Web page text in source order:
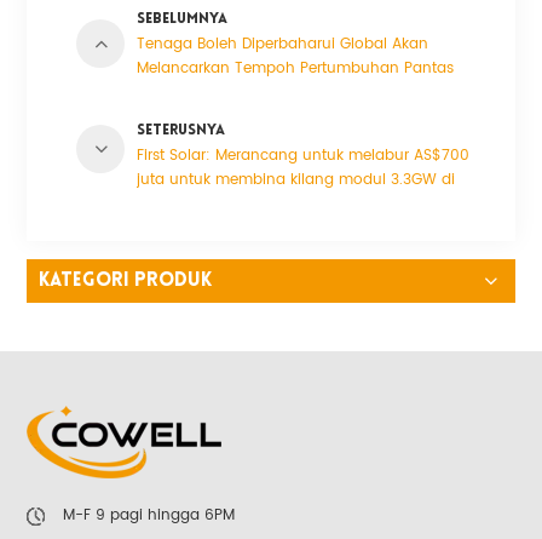
SEBELUMNYA
Tenaga Boleh Diperbaharui Global Akan
Melancarkan Tempoh Pertumbuhan Pantas
SETERUSNYA
First Solar: Merancang untuk melabur AS$700
juta untuk membina kilang modul 3.3GW di
KATEGORI PRODUK
M-F 9 pagi hingga 6PM